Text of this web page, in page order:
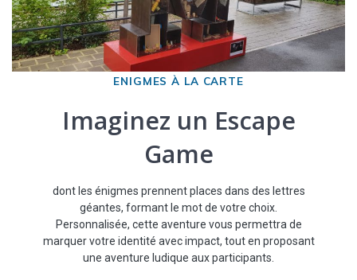
ENIGMES À LA CARTE
Imaginez un Escape
Game
dont les énigmes prennent places dans des lettres
géantes, formant le mot de votre choix.
Personnalisée, cette aventure vous permettra de
marquer votre identité avec impact, tout en proposant
une aventure ludique aux participants.